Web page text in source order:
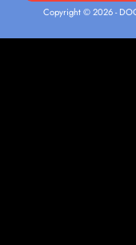
Copyright © 2026 -